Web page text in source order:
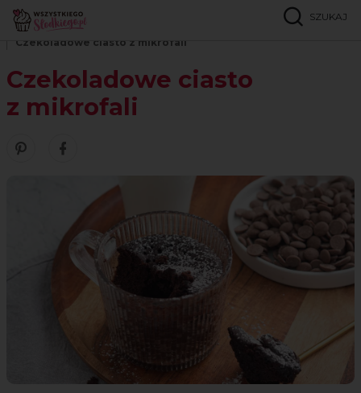
SZUKAJ
Strona główna
Czekoladowe ciasto z mikrofali
Czekoladowe ciasto
z mikrofali
Zobacz nasze piny w serwisie Pinterest
Udostępnij ten przepis w serwisie Facebook